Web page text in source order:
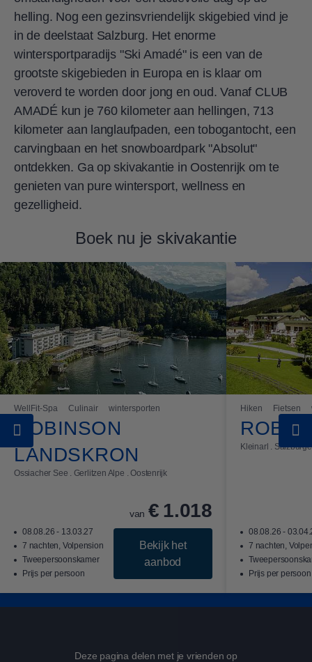
helling. Nog een gezinsvriendelijk skigebied vind je
in de deelstaat Salzburg. Het enorme
wintersportparadijs "Ski Amadé" is een van de
grootste skigebieden in Europa en is klaar om
veroverd te worden door jong en oud. Vanaf CLUB
AMADÉ kun je 760 kilometer aan hellingen, 713
kilometer aan langlaufpaden, een tobogantocht, een
carvingbaan en het snowboardpark "Absolut"
ontdekken. Ga op skivakantie in Oostenrijk om te
genieten van pure wintersport, wellness en
gezelligheid.
Boek nu je skivakantie
WellFit-Spa Culinair wintersporten
ROBINSON
LANDSKRON
Ossiacher See . Gerlitzen Alpe . Oostenrijk
08.08.26 - 13.03.27
7 nachten, Volpension
Tweepersoonskamer
Prijs per persoon
van € 1.018
Bekijk het
aanbod
Hiken Fietsen
Kleinarl .
08.08.26 -
7 nachten,
Prijs per persoon
Deze pagina delen met je vrienden op